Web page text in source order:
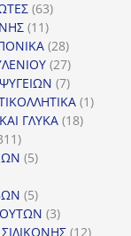
προϊόντα
6363
1111
προϊόντα
2828
προϊόντα
2727
προϊόντα
77
προϊόντα
11
ΓΛΥΚΑ 1818
311
προϊόντα
55
55
προϊόντα
33
προϊόντα
1212